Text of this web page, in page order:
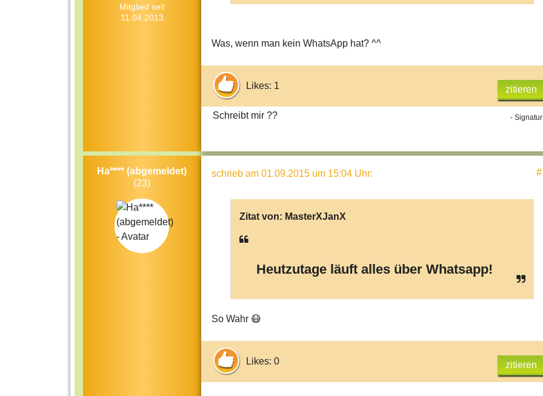
Mitglied seit
11.04.2013
Was, wenn man kein WhatsApp hat? ^^
Likes: 1 zitieren
-
Schreibt mir ??
Ha**** (abgemeldet)
(23)
schrieb am 01.09.2015 um 15:04 Uhr:
Zitat von: MasterXJanX
Heutzutage läuft alles über Whatsapp!
So Wahr 😷
Likes: 0 zitieren